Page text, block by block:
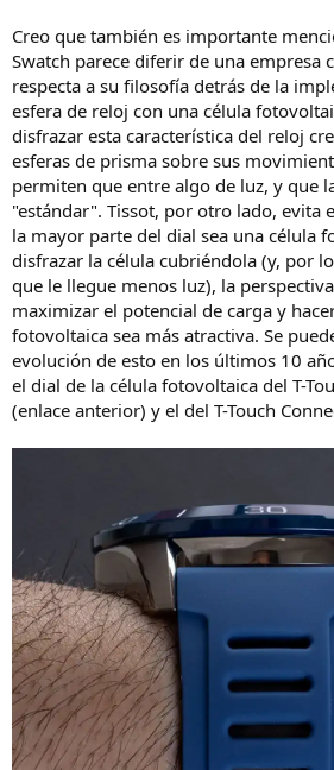
Creo que también es importante
Swatch parece diferir de una empresa
respecta a su filosofía detrás de la
esfera de reloj con una célula
disfrazar esta característica del reloj
esferas de prisma sobre sus
permiten que entre algo de luz, y que
"estándar". Tissot, por otro lado, evita
la mayor parte del dial sea una célula
disfrazar la célula cubriéndola (y, por
que le llegue menos luz), la
maximizar el potencial de carga y
fotovoltaica sea más atractiva. Se
evolución de esto en los últimos 10
el dial de la célula fotovoltaica del T-
(enlace anterior) y el del T-Touch